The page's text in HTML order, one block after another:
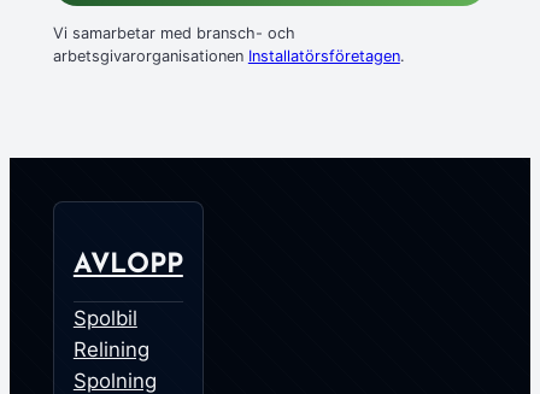
Vi samarbetar med bransch- och
arbetsgivarorganisationen Installatörsföretagen.
AVLOPP
Spolbil
Relining
Spolning